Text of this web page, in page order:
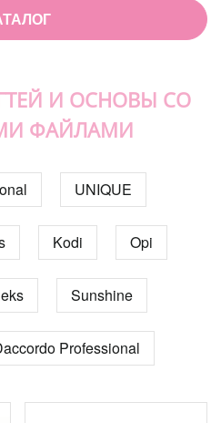
И ОСНОВЫ СО
ФАЙЛАМИ
UNIQUE
Kodi Opi
Sunshine
Professional